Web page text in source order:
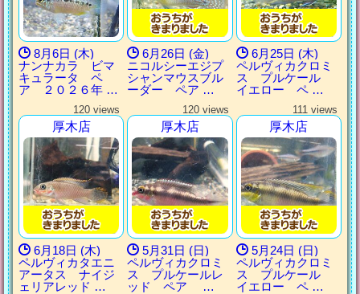
8月6日 (木)
ナンナカラ ビマ
キュラータ ペ
ア ２０２６年 …
6月26日 (金)
ニコルシーエジプ
シャンマウスブル
ーダー ペア …
6月25日 (木)
ペルヴィカクロミ
ス プルケール
イエロー ペ …
120 views
厚木店
6月18日 (木)
ペルヴィカタエニ
アータス ナイジ
ェリアレッド …
120 views
厚木店
5月31日 (日)
ペルヴィカクロミ
ス プルケールレ
ッド ペア …
111 views
厚木店
5月24日 (日)
ペルヴィカクロミ
ス プルケール
イエロー ペ …